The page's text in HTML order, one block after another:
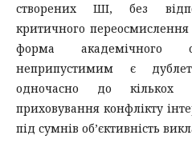
створених ШІ, без
критичного переосмислення
форма академічного
неприпустимим є
одночасно до
приховування конфлікту
під сумнів об’єктивність